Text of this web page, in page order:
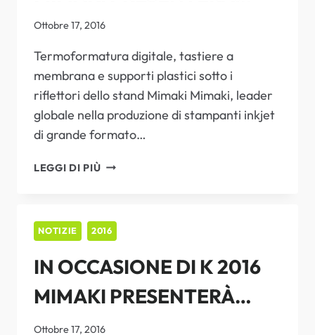
TESSILE
NUOVE SOLUZIONI DI
STAMPA DIGITALE PER IL
SETTORE DELLA
PLASTICA
Ottobre 17, 2016
Termoformatura digitale, tastiere a
membrana e supporti plastici sotto i
riflettori dello stand Mimaki Mimaki, leader
globale nella produzione di stampanti inkjet
di grande formato…
LEGGI DI PIÙIN
2016
MIMAKI
PRESENTERÀ
NUOVE
SOLUZIONI
STAMPA
NOTIZIE 2016
IN OCCASIONE DI K 2016
MIMAKI PRESENTERÀ
NUOVE SOLUZIONI DI
Ottobre 17, 2016